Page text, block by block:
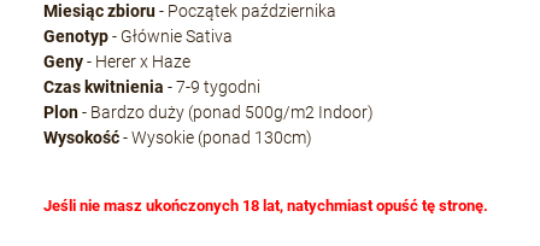
Miesiąc zbioru- Początek października
Genotyp- Głównie Sativa
Geny- Herer x Haze
Czas kwitnienia - 7-9 tygodni
Plon- Bardzo duży (ponad 500g/m2 Indoor)
Wysokość- Wysokie (ponad 130cm)
Jeśli nie masz ukończonych 18 lat, natychmiast opuść tę stronę.